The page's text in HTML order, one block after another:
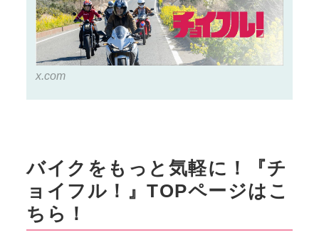
バイク選びの特徴をリサーチし
ます！▶▶▶『チョイフル！』
の公式Ｘ（旧Twitter）はこち
ら！
x.com
バイクをもっと気軽に！『チ
ョイフル！』TOPページはこ
ちら！